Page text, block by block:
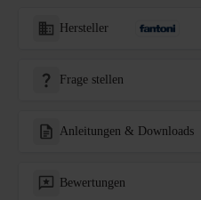
Hersteller
Frage stellen
Anleitungen & Downloads
Bewertungen